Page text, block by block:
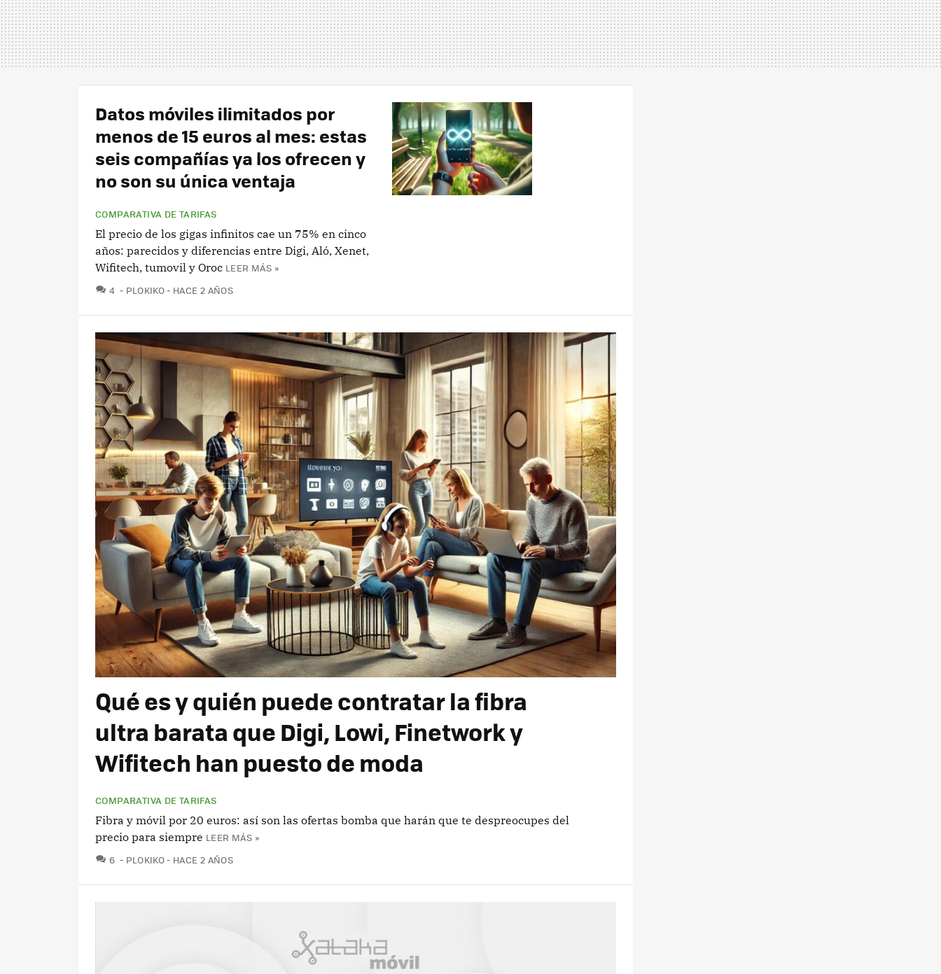
Datos móviles ilimitados por
menos de 15 euros al mes: estas
seis compañías ya los ofrecen y
no son su única ventaja
COMPARATIVA DE TARIFAS
El precio de los gigas infinitos cae un 75% en cinco
años: parecidos y diferencias entre Digi, Aló, Xenet,
Wifitech, tumovil y Oroc LEER MÁS »
4 COMENTARIOS
PLOKIKO HACE 2 AÑOS
Qué es y quién puede contratar la fibra
ultra barata que Digi, Lowi, Finetwork y
Wifitech han puesto de moda
COMPARATIVA DE TARIFAS
Fibra y móvil por 20 euros: así son las ofertas bomba que harán que te despreocupes del
precio para siempre LEER MÁS »
6 COMENTARIOS
PLOKIKO HACE 2 AÑOS